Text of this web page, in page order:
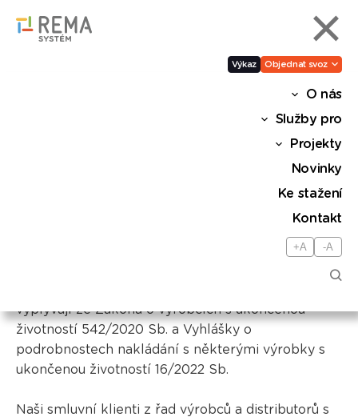
O nás
Služby pro
Projekty
Novinky
Ke stažení
Kontakt
+A -A
Výkaz Objednat svoz
vyplývají ze Zákona o výrobcích s ukončenou
životností 542/2020 Sb. a Vyhlášky o
podrobnostech nakládání s některými výrobky s
ukončenou životností 16/2022 Sb.
Naši smluvní klienti z řad výrobců a distributorů s